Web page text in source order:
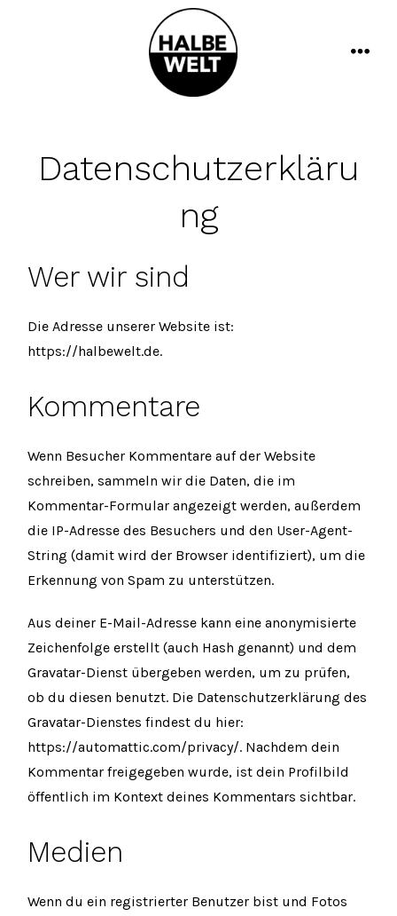
Datenschutzerkläru
ng
Wer wir sind
Die Adresse unserer Website ist:
https://halbewelt.de.
Kommentare
Wenn Besucher Kommentare auf der Website
schreiben, sammeln wir die Daten, die im
Kommentar-Formular angezeigt werden, außerdem
die IP-Adresse des Besuchers und den User-Agent-
String (damit wird der Browser identifiziert), um die
Erkennung von Spam zu unterstützen.
Aus deiner E-Mail-Adresse kann eine anonymisierte
Zeichenfolge erstellt (auch Hash genannt) und dem
Gravatar-Dienst übergeben werden, um zu prüfen,
ob du diesen benutzt. Die Datenschutzerklärung des
Gravatar-Dienstes findest du hier:
https://automattic.com/privacy/. Nachdem dein
Kommentar freigegeben wurde, ist dein Profilbild
öffentlich im Kontext deines Kommentars sichtbar.
Medien
Wenn du ein registrierter Benutzer bist und Fotos